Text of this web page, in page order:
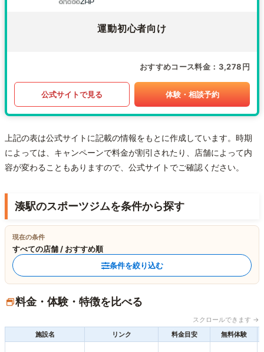
運動初心者向け
おすすめコース料金 3,278円
公式サイトで見る 体験・相談予約
上記の表は公式サイトに記載の情報をもとに作成しています。時期
によっては、キャンペーンで料金が割引されたり、店舗によって内
容が変わることもありますので、公式サイトでご確認ください。
湊駅のスポーツジムを条件から探す
現在の条件
すべての店舗 / おすすめ順
条件を絞り込む
料金・体験・特徴を比べる
スクロールできます →
施設名
リンク 料金目安 無料体験